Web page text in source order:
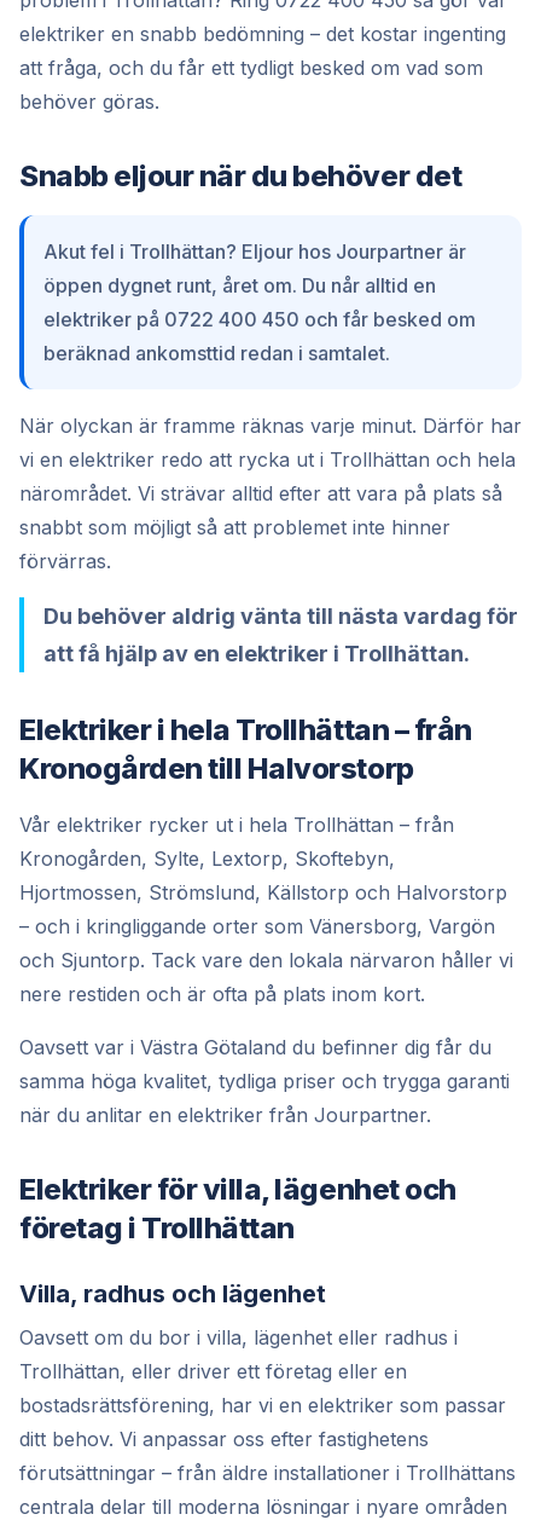
elektriker en snabb bedömning – det kostar ingenting
att fråga, och du får ett tydligt besked om vad som
behöver göras.
Snabb eljour när du behöver det
Akut fel i Trollhättan? Eljour hos Jourpartner är
öppen dygnet runt, året om. Du når alltid en
elektriker på 0722 400 450 och får besked om
beräknad ankomsttid redan i samtalet.
När olyckan är framme räknas varje minut. Därför har
vi en elektriker redo att rycka ut i Trollhättan och hela
närområdet. Vi strävar alltid efter att vara på plats så
snabbt som möjligt så att problemet inte hinner
förvärras.
Du behöver aldrig vänta till nästa vardag för
att få hjälp av en elektriker i Trollhättan.
Elektriker i hela Trollhättan – från
Kronogården till Halvorstorp
Vår elektriker rycker ut i hela Trollhättan – från
Kronogården, Sylte, Lextorp, Skoftebyn,
Hjortmossen, Strömslund, Källstorp och Halvorstorp
– och i kringliggande orter som Vänersborg, Vargön
och Sjuntorp. Tack vare den lokala närvaron håller vi
nere restiden och är ofta på plats inom kort.
Oavsett var i Västra Götaland du befinner dig får du
samma höga kvalitet, tydliga priser och trygga garanti
när du anlitar en elektriker från Jourpartner.
Elektriker för villa, lägenhet och
företag i Trollhättan
Villa, radhus och lägenhet
Oavsett om du bor i villa, lägenhet eller radhus i
Trollhättan, eller driver ett företag eller en
bostadsrättsförening, har vi en elektriker som passar
ditt behov. Vi anpassar oss efter fastighetens
förutsättningar – från äldre installationer i Trollhättans
centrala delar till moderna lösningar i nyare områden